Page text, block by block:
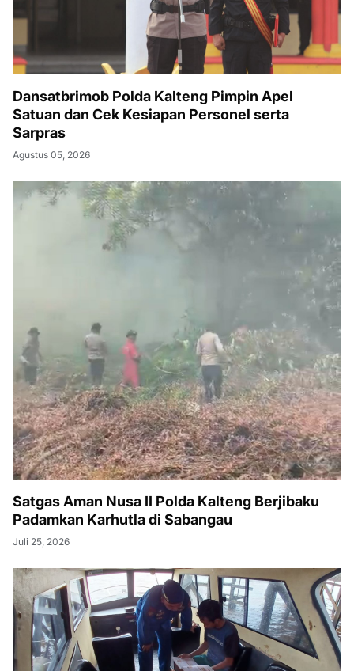
Dansatbrimob Polda Kalteng Pimpin Apel
Satuan dan Cek Kesiapan Personel serta
Sarpras
Agustus 05, 2026
Satgas Aman Nusa II Polda Kalteng Berjibaku
Padamkan Karhutla di Sabangau
Juli 25, 2026